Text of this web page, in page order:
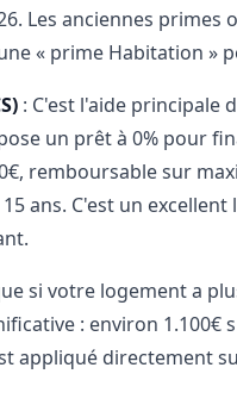
Les anciennes primes
« prime Habitation »
: C'est l'aide principale
un prêt à 0% pour
remboursable sur
ans. C'est un
si votre logement a
: environ 1.100€
appliqué directement